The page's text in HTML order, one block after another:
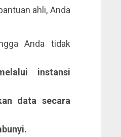
ahli, Anda
Anda tidak
instansi
data secara